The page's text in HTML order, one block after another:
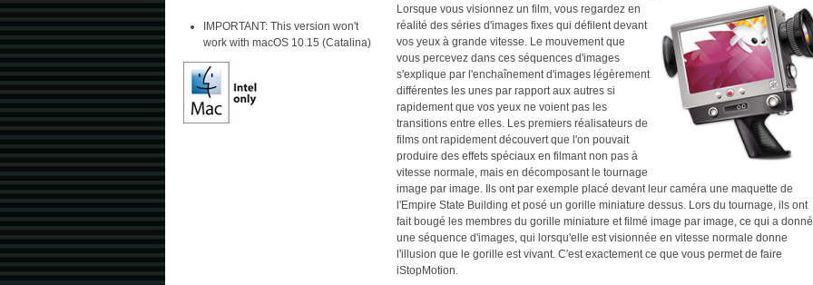
IMPORTANT: This version won't
work with macOS 10.15 (Catalina)
Lorsque vous visionnez un film, vous regardez en
réalité des séries d'images fixes qui défilent devant
vos yeux à grande vitesse. Le mouvement que
vous percevez dans ces séquences d'images
s'explique par l'enchaînement d'images légèrement
différentes les unes par rapport aux autres si
rapidement que vos yeux ne voient pas les
transitions entre elles. Les premiers réalisateurs de
films ont rapidement découvert que l'on pouvait
produire des effets spéciaux en filmant non pas à
vitesse normale, mais en décomposant le tournage
image par image. Ils ont par exemple placé devant leur caméra une maquette de
l'Empire State Building et posé un gorille miniature dessus. Lors du tournage, ils ont
fait bougé les membres du gorille miniature et filmé image par image, ce qui a donné
une séquence d'images, qui lorsqu'elle est visionnée en vitesse normale donne
l'illusion que le gorille est vivant. C'est exactement ce que vous permet de faire
iStopMotion.